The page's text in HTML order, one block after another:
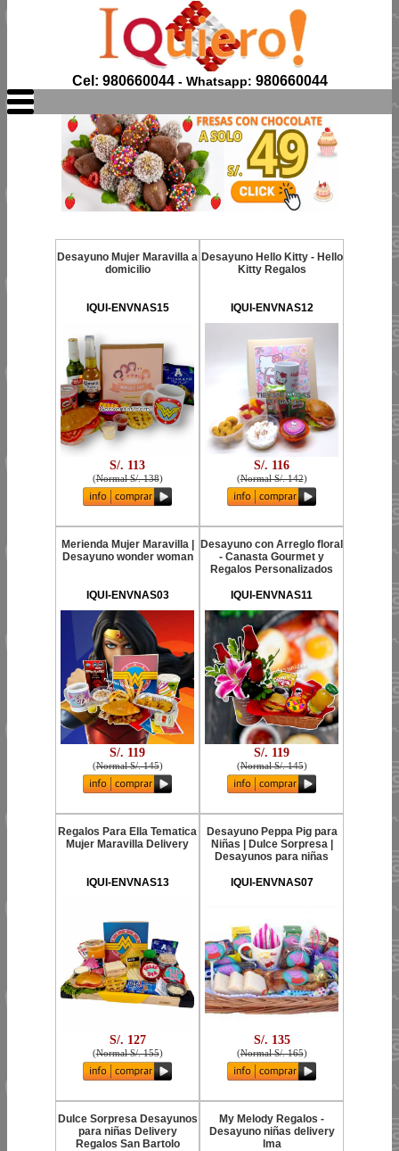
Cel: 980660044- Whatsapp: 980660044
Desayuno Mujer Maravilla a
domicilio
IQUI-ENVNAS15
S/. 113
(Normal S/. 138)
Desayuno Hello Kitty - Hello
Kitty Regalos
IQUI-ENVNAS12
S/. 116
(Normal S/. 142)
Merienda Mujer Maravilla |
Desayuno wonder woman
IQUI-ENVNAS03
S/. 119
(Normal S/. 145)
Desayuno con Arreglo floral
- Canasta Gourmet y
Regalos Personalizados
IQUI-ENVNAS11
S/. 119
(Normal S/. 145)
Regalos Para Ella Tematica
Mujer Maravilla Delivery
IQUI-ENVNAS13
S/. 127
(Normal S/. 155)
Desayuno Peppa Pig para
Niñas | Dulce Sorpresa |
Desayunos para niñas
IQUI-ENVNAS07
S/. 135
(Normal S/. 165)
Dulce Sorpresa Desayunos
para niñas Delivery
Regalos San Bartolo
My Melody Regalos -
Desayuno niñas delivery
lma